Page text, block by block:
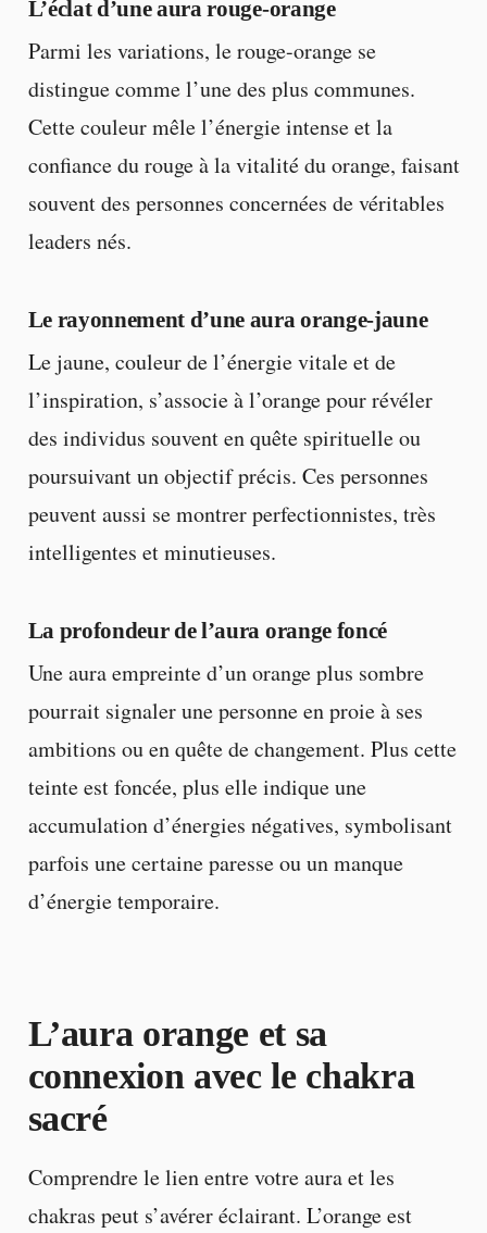
L’éclat d’une aura rouge-orange
Parmi les variations, le rouge-orange se
distingue comme l’une des plus communes.
Cette couleur mêle l’énergie intense et la
confiance du rouge à la vitalité du orange, faisant
souvent des personnes concernées de véritables
leaders nés.
Le rayonnement d’une aura orange-jaune
Le jaune, couleur de l’énergie vitale et de
l’inspiration, s’associe à l’orange pour révéler
des individus souvent en quête spirituelle ou
poursuivant un objectif précis. Ces personnes
peuvent aussi se montrer perfectionnistes, très
intelligentes et minutieuses.
La profondeur de l’aura orange foncé
Une aura empreinte d’un orange plus sombre
pourrait signaler une personne en proie à ses
ambitions ou en quête de changement. Plus cette
teinte est foncée, plus elle indique une
accumulation d’énergies négatives, symbolisant
parfois une certaine paresse ou un manque
d’énergie temporaire.
L’aura orange et sa
connexion avec le chakra
sacré
Comprendre le lien entre votre aura et les
chakras peut s’avérer éclairant. L’orange est